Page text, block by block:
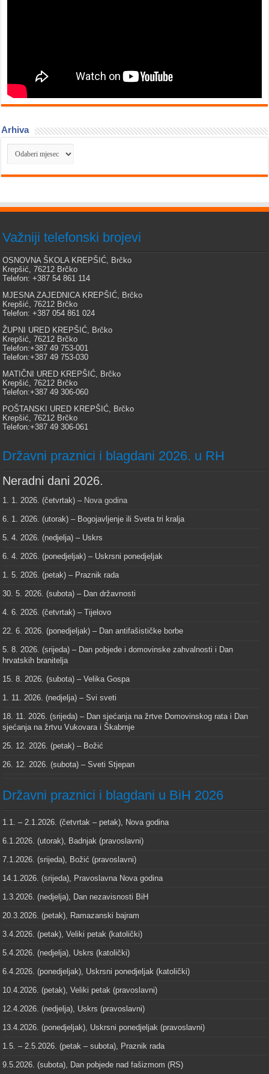
Arhiva
Arhiva
Važniji telefonski brojevi
OSNOVNA ŠKOLA KREPŠIĆ, Brčko
Krepšić, 76212 Brčko
Telefon: +387 54 861 114
MJESNA ZAJEDNICA KREPŠIĆ, Brčko
Krepšić, 76212 Brčko
Telefon: +387 054 861 024
ŽUPNI URED KREPŠIĆ, Brčko
Krepšić, 76212 Brčko
Telefon:+387 49 753-001
Telefon:+387 49 753-030
MATIČNI URED KREPŠIĆ, Brčko
Krepšić, 76212 Brčko
Telefon:+387 49 306-060
POŠTANSKI URED KREPŠIĆ, Brčko
Krepšić, 76212 Brčko
Telefon:+387 49 306-061
Državni praznici i blagdani 2026. u RH
Neradni dani 2026.
1. 1. 2026. (četvrtak) – Nova godina
6. 1. 2026. (utorak) – Bogojavljenje ili Sveta tri kralja
5. 4. 2026. (nedjelja) – Uskrs
6. 4. 2026. (ponedjeljak) – Uskrsni ponedjeljak
1. 5. 2026. (petak) – Praznik rada
30. 5. 2026. (subota) – Dan državnosti
4. 6. 2026. (četvrtak) – Tijelovo
22. 6. 2026. (ponedjeljak) – Dan antifašističke borbe
5. 8. 2026. (srijeda) – Dan pobjede i domovinske zahvalnosti i Dan
hrvatskih branitelja
15. 8. 2026. (subota) – Velika Gospa
1. 11. 2026. (nedjelja) – Svi sveti
18. 11. 2026. (srijeda) – Dan sjećanja na žrtve Domovinskog rata i Dan
sjećanja na žrtvu Vukovara i Škabrnje
25. 12. 2026. (petak) – Božić
26. 12. 2026. (subota) – Sveti Stjepan
Državni praznici i blagdani u BiH 2026
1.1. – 2.1.2026. (četvrtak – petak), Nova godina
6.1.2026. (utorak), Badnjak (pravoslavni)
7.1.2026. (srijeda), Božić (pravoslavni)
14.1.2026. (srijeda), Pravoslavna Nova godina
1.3.2026. (nedjelja), Dan nezavisnosti BiH
20.3.2026. (petak), Ramazanski bajram
3.4.2026. (petak), Veliki petak (katolički)
5.4.2026. (nedjelja), Uskrs (katolički)
6.4.2026. (ponedjeljak), Uskrsni ponedjeljak (katolički)
10.4.2026. (petak), Veliki petak (pravoslavni)
12.4.2026. (nedjelja), Uskrs (pravoslavni)
13.4.2026. (ponedjeljak), Uskrsni ponedjeljak (pravoslavni)
1.5. – 2.5.2026. (petak – subota), Praznik rada
9.5.2026. (subota), Dan pobjede nad fašizmom (RS)